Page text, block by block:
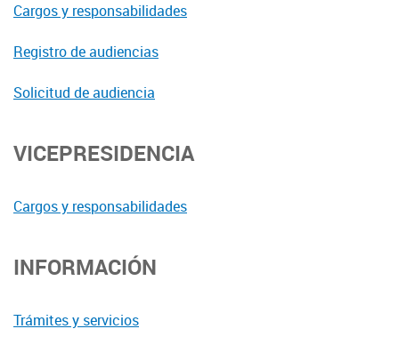
Cargos y responsabilidades
Registro de audiencias
Solicitud de audiencia
VICEPRESIDENCIA
Cargos y responsabilidades
INFORMACIÓN
Trámites y servicios